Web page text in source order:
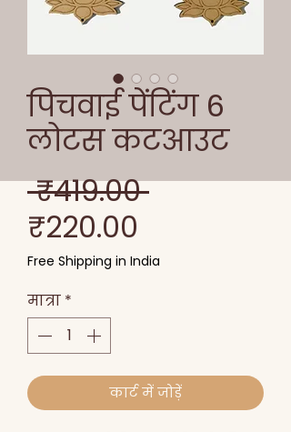
पिचवाई पेंटिंग 6
लोटस कटआउट
₹419.00 नियमित
₹220.00
मूल्य
Free Shipping in India
मात्रा *
कार्ट में जोड़ें